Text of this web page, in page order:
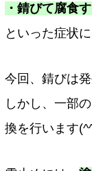
・錆びて腐食
といった症状に
今回、錆びは
しかし、一部
換を行います